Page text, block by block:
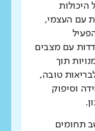
היכולות
עם העצמי,
עם מצבים
תוך
טובה,
וסיפוק
תחומים